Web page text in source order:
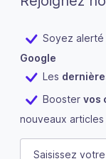
Soyez alerté
Google
Les
Booster vos
nouveaux
Company
E-mail